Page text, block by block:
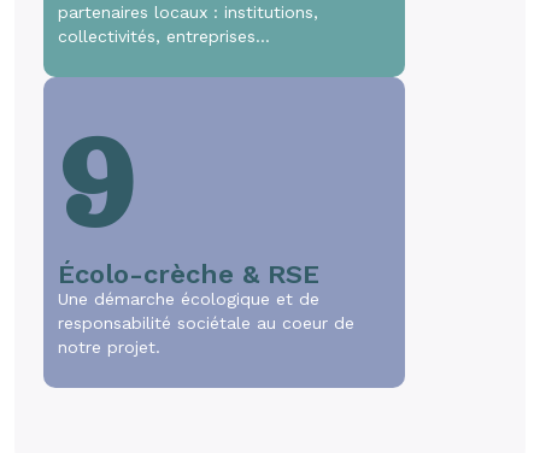
partenaires locaux : institutions,
collectivités, entreprises…
9
Écolo-crèche & RSE
Une démarche écologique et de
responsabilité sociétale au coeur de
notre projet.